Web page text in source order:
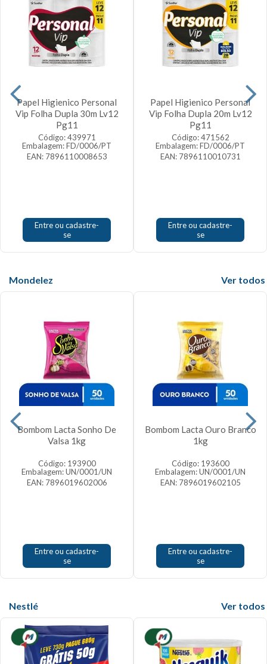
Papel Higienico Personal
Vip Folha Dupla 30m Lv12
Pg11
Código: 439971
Embalagem: FD/0006/PT
EAN: 7896110008653
Entre ou cadastre-
se
Papel Higienico Personal
Vip Folha Dupla 20m Lv12
Pg11
Código: 471562
Embalagem: FD/0006/PT
EAN: 7896110010731
Entre ou cadastre-
se
Mondelez
Bombom Lacta Sonho De
Valsa 1kg
Código: 193900
Embalagem: UN/0001/UN
EAN: 7896019602006
Entre ou cadastre-
se
Bombom Lacta Ouro Branco
1kg
Código: 193600
Embalagem: UN/0001/UN
EAN: 7896019602105
Entre ou cadastre-
se
Nestlé